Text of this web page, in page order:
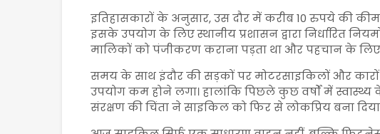
इतिहासकारों के अनुसार, उस दौर में करीब 10 रुपये की
इसके उपयोग के लिए स्थानीय प्रशासन द्वारा निर्धारित
मालिकों को पंजीकरण कराना पड़ता था और पहचान के लिए
समय के साथ इंदौर की सड़कों पर मोटरसाइकिलों और
उपयोग कम होने लगा। हालांकि पिछले कुछ वर्षों में स्वास्थ्य
संरक्षण की चिंता ने साइकिल को फिर से लोकप्रिय बना दिया